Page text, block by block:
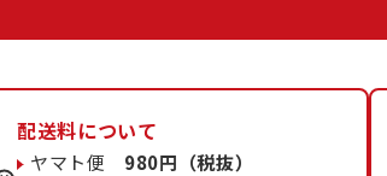
配送料について
ヤマト便 980円（税抜）